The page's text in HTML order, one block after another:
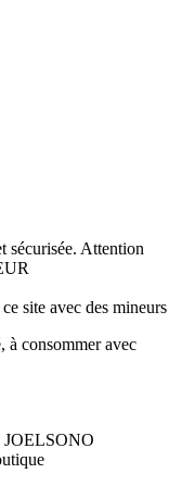
sécurisée. Attention
site avec des mineurs
à consommer avec
JOELSONO